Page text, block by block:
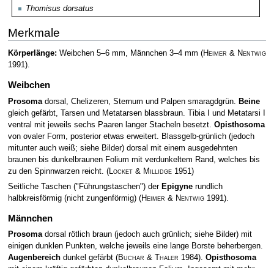
Thomisus dorsatus
Merkmale
Körperlänge: Weibchen 5–6 mm, Männchen 3–4 mm (Heimer & Nentwig
1991).
Weibchen
Prosomadorsal, Chelizeren, Sternum und Palpen smaragdgrün.
Beine
gleich gefärbt, Tarsen und Metatarsen blassbraun. Tibia I und Metatarsi I
ventral mit jeweils sechs Paaren langer Stacheln besetzt. Opisthosoma
von ovaler Form, posterior etwas erweitert. Blassgelb-grünlich (jedoch
mitunter auch weiß; siehe Bilder) dorsal mit einem ausgedehnten
braunen bis dunkelbraunen Folium mit verdunkeltem Rand, welches bis
zu den Spinnwarzen reicht. (Locket & Millidge1951)
Seitliche Taschen ("Führungstaschen") der Epigynerundlich
halbkreisförmig (nicht zungenförmig) (Heimer & Nentwig1991).
Männchen
Prosomadorsal rötlich braun (jedoch auch grünlich; siehe Bilder) mit
einigen dunklen Punkten, welche jeweils eine lange Borste beherbergen.
Augenbereichdunkel gefärbt (Buchar & Thaler 1984). Opisthosoma